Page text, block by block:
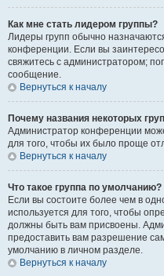
Как мне стать лидером группы?
Лидеры групп обычно
конференции. Если вы
свяжитесь с администратором;
сообщение.
Вернуться к началу
Почему названия некоторых
Администратор конференции
для того, чтобы их было проще
Вернуться к началу
Что такое группа по умолчанию?
Если вы состоите более чем в
используется для того, чтобы
должны быть вам присвоены.
предоставить вам разрешение
умолчанию в личном разделе.
Вернуться к началу